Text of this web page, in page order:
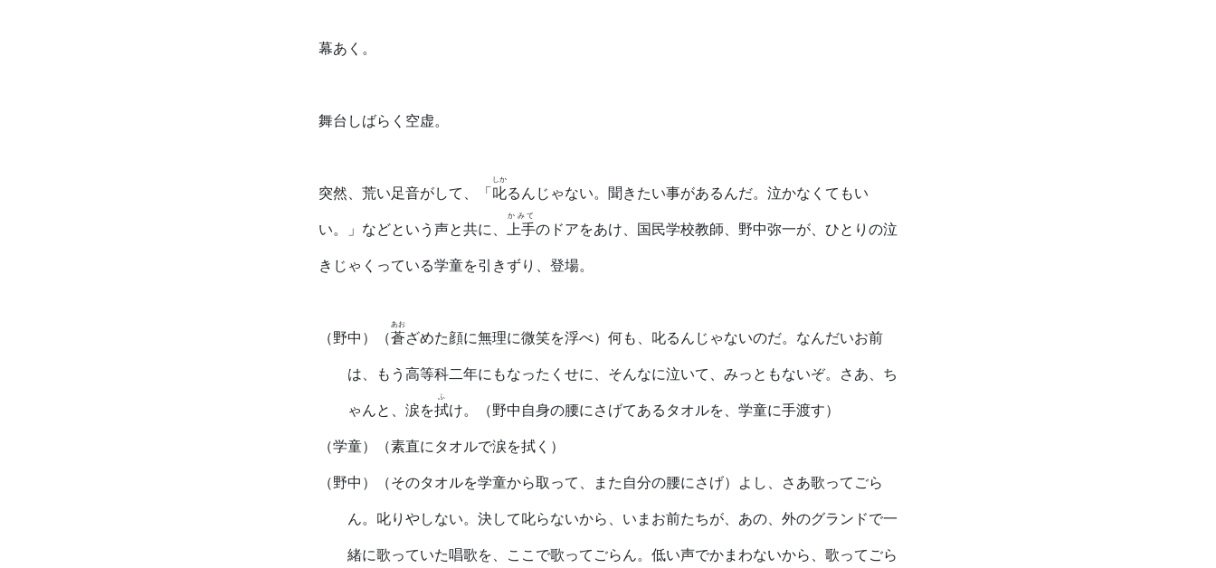
幕あく。
舞台しばらく空虚。
突然、荒い足音がして、「叱
しか
るんじゃない。聞きたい事があるんだ。泣かなくてもい
い。」などという声と共に、 上手
かみて
のドアをあけ、国民学校教師、野中弥一が、ひとりの泣
きじゃくっている学童を引きずり、登場。
（野中）（蒼
あお
ざめた顔に無理に微笑を浮べ）何も、叱るんじゃないのだ。なんだいお前
は、もう高等科二年にもなったくせに、そんなに泣いて、みっともないぞ。さあ、ち
ゃんと、涙を拭
ふ
け。（野中自身の腰にさげてあるタオルを、学童に手渡す）
（学童）（素直にタオルで涙を拭く）
（野中）（そのタオルを学童から取って、また自分の腰にさげ）よし、さあ歌ってごら
ん。叱りやしない。決して叱らないから、いまお前たちが、あの、外のグランドで一
緒に歌っていた唱歌を、ここで歌ってごらん。低い声でかまわないから、歌ってごら